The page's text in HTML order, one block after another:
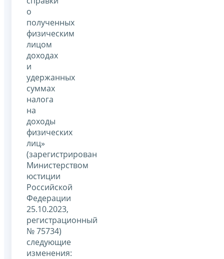
о
полученных
физическим
лицом
доходах
и
удержанных
суммах
налога
на
доходы
физических
лиц»
(зарегистрирован
Министерством
юстиции
Российской
Федерации
25.10.2023,
регистрационный
№ 75734)
следующие
изменения: